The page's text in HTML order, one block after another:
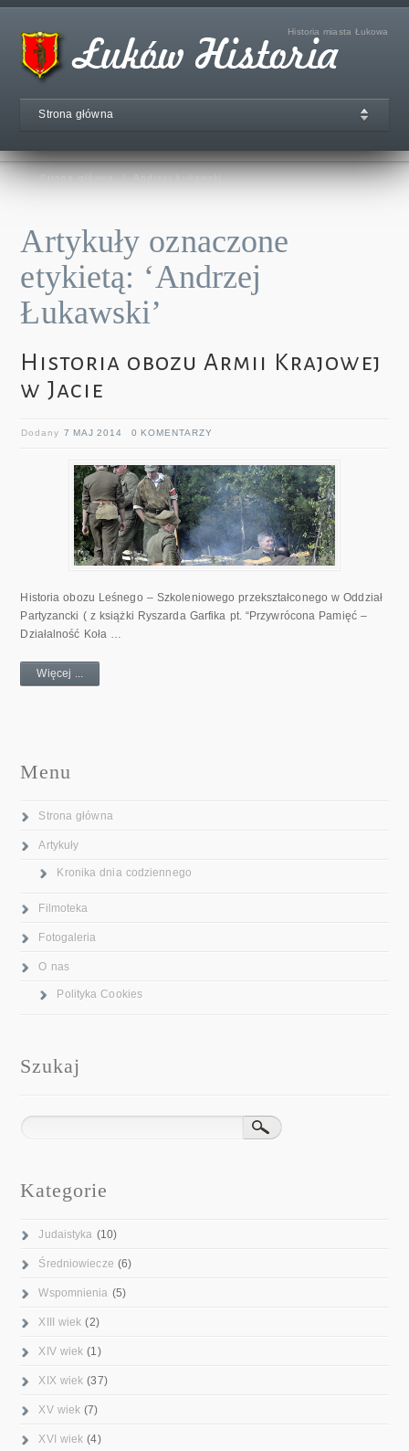
Historia miasta Łukowa
Strona główna
Strona główna Andrzej Łukawski
Artykuły oznaczone
etykietą: ‘Andrzej
Łukawski’
Historia obozu Armii Krajowej
w Jacie
Dodany7 MAJ 2014 0 KOMENTARZY
Historia obozu Leśnego – Szkoleniowego przekształconego w Oddział
Partyzancki ( z książki Ryszarda Garfika pt. “Przywrócona Pamięć –
Działalność Koła …
Więcej ...
Menu
Strona główna
Artykuły
Kronika dnia codziennego
Filmoteka
Fotogaleria
O nas
Polityka Cookies
Szukaj
Kategorie
Judaistyka (10)
Średniowiecze (6)
Wspomnienia (5)
XIII wiek (2)
XIV wiek (1)
XIX wiek (37)
XV wiek (7)
XVI wiek (4)